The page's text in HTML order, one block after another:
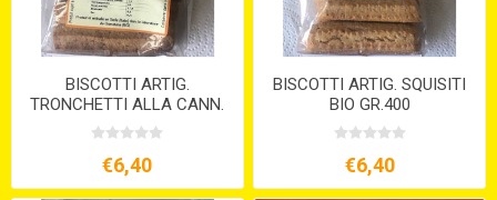
BISCOTTI ARTIG.
TRONCHETTI ALLA CANN.
BIO GR.300 VEGANI
€6,40
BISCOTTI ARTIG. SQUISITI
BIO GR.400
€6,40